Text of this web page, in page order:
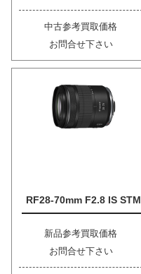
中古参考買取価格
お問合せ下さい
RF28-70mm F2.8 IS STM
新品参考買取価格
お問合せ下さい